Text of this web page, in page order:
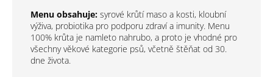
Menu obsahuje: syrové krůtí maso a kosti, kloubní
výživa, probiotika pro podporu zdraví a imunity. Menu
100% krůta je namleto nahrubo, a proto je vhodné pro
všechny věkové kategorie psů, včetně štěňat od 30.
dne života.